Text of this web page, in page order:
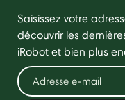
Saisissez votre
découvrir les
iRobot et bien plus